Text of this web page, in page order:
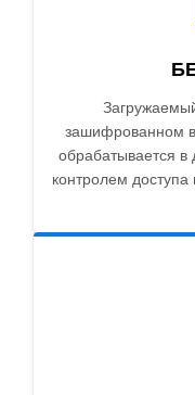
зашифрованном
обрабатывается
контролем